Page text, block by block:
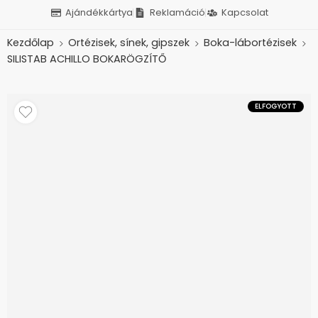
Ajándékkártya Reklamáció Kapcsolat
Kezdőlap Ortézisek, sínek, gipszek
Boka-lábortézisek
SILISTAB ACHILLO BOKARÖGZÍTŐ
ELFOGYOTT